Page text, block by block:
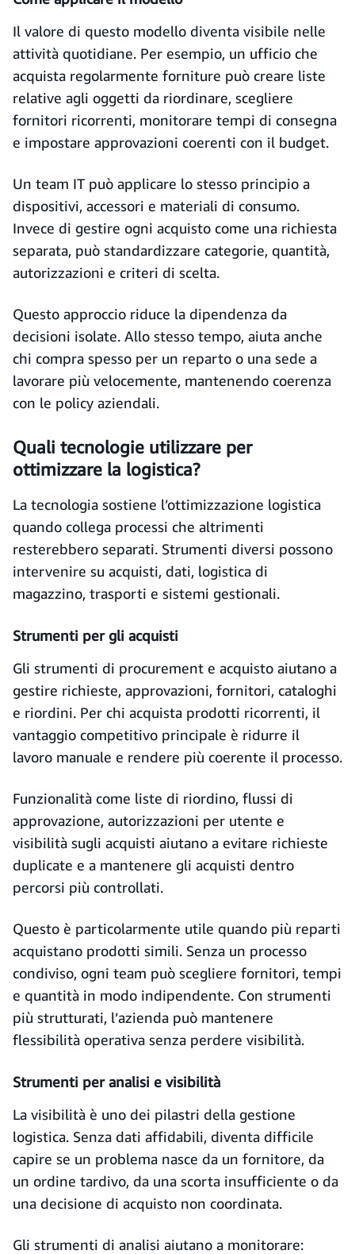
Il valore di questo modello diventa visibile nelle
attività quotidiane. Per esempio, un ufficio che
acquista regolarmente forniture può creare liste
relative agli oggetti da riordinare, scegliere
fornitori ricorrenti, monitorare tempi di consegna
e impostare approvazioni coerenti con il budget.
Un team IT può applicare lo stesso principio a
dispositivi, accessori e materiali di consumo.
Invece di gestire ogni acquisto come una richiesta
separata, può standardizzare categorie, quantità,
autorizzazioni e criteri di scelta.
Questo approccio riduce la dipendenza da
decisioni isolate. Allo stesso tempo, aiuta anche
chi compra spesso per un reparto o una sede a
lavorare più velocemente, mantenendo coerenza
con le policy aziendali.
Quali tecnologie utilizzare per
ottimizzare la logistica?
La tecnologia sostiene l’ottimizzazione logistica
quando collega processi che altrimenti
resterebbero separati. Strumenti diversi possono
intervenire su acquisti, dati, logistica di
magazzino, trasporti e sistemi gestionali.
Strumenti per gli acquisti
Gli strumenti di procurement e acquisto aiutano a
gestire richieste, approvazioni, fornitori, cataloghi
e riordini. Per chi acquista prodotti ricorrenti, il
vantaggio competitivo principale è ridurre il
lavoro manuale e rendere più coerente il processo.
Funzionalità come liste di riordino, flussi di
approvazione, autorizzazioni per utente e
visibilità sugli acquisti aiutano a evitare richieste
duplicate e a mantenere gli acquisti dentro
percorsi più controllati.
Questo è particolarmente utile quando più reparti
acquistano prodotti simili. Senza un processo
condiviso, ogni team può scegliere fornitori, tempi
e quantità in modo indipendente. Con strumenti
più strutturati, l’azienda può mantenere
flessibilità operativa senza perdere visibilità.
Strumenti per analisi e visibilità
La visibilità è uno dei pilastri della gestione
logistica. Senza dati affidabili, diventa difficile
capire se un problema nasce da un fornitore, da
un ordine tardivo, da una scorta insufficiente o da
una decisione di acquisto non coordinata.
Gli strumenti di analisi aiutano a monitorare: